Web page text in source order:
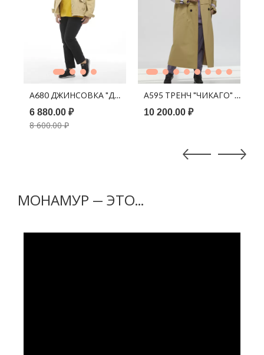
ЛАТТЕ(ПОЛУШУБОК + ПАНАМА) СЕРО-ГОЛУБОЙ
В КОРЗИНУ
А680 ДЖИНСОВКА "ДЖЕЙН" ПЕСОЧНЫЙ
6 880.00 ₽
8 600.00 ₽
В КОРЗИНУ
А595 ТРЕНЧ "ЧИКАГО"
10 200.00 ₽
МОНАМУР — ЭТО...